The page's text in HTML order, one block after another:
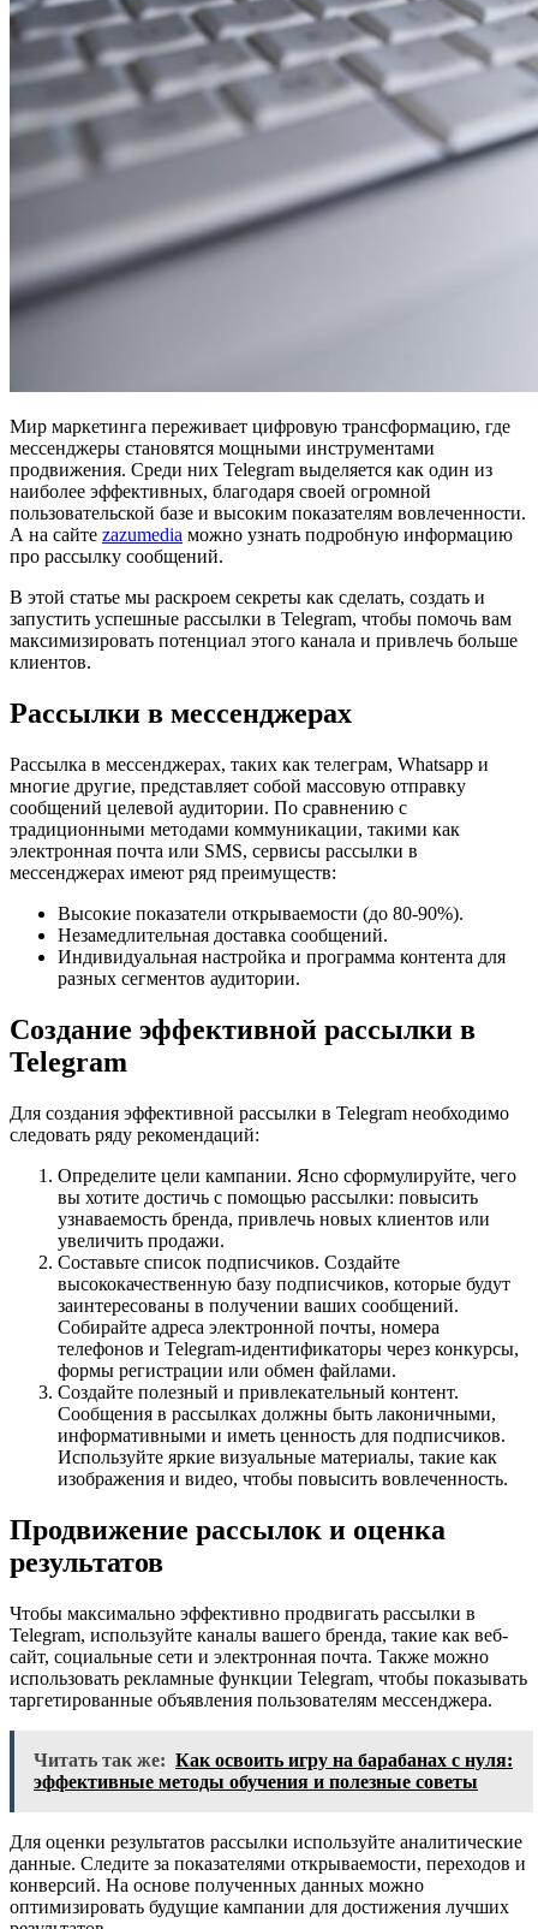
Мир маркетинга переживает цифровую трансформацию, где
мессенджеры становятся мощными инструментами
продвижения. Среди них Telegram выделяется как один из
наиболее эффективных, благодаря своей огромной
пользовательской базе и высоким показателям вовлеченности.
А на сайте zazumedia можно узнать подробную информацию
про рассылку сообщений.
В этой статье мы раскроем секреты как сделать, создать и
запустить успешные рассылки в Telegram, чтобы помочь вам
максимизировать потенциал этого канала и привлечь больше
клиентов.
Рассылки в мессенджерах
Рассылка в мессенджерах, таких как телеграм, Whatsapp и
многие другие, представляет собой массовую отправку
сообщений целевой аудитории. По сравнению с
традиционными методами коммуникации, такими как
электронная почта или SMS, сервисы рассылки в
мессенджерах имеют ряд преимуществ:
Высокие показатели открываемости (до 80-90%).
Незамедлительная доставка сообщений.
Индивидуальная настройка и программа контента для
разных сегментов аудитории.
Создание эффективной рассылки в
Telegram
Для создания эффективной рассылки в Telegram необходимо
следовать ряду рекомендаций:
Определите цели кампании. Ясно сформулируйте, чего
вы хотите достичь с помощью рассылки: повысить
узнаваемость бренда, привлечь новых клиентов или
увеличить продажи.
Составьте список подписчиков. Создайте
высококачественную базу подписчиков, которые будут
заинтересованы в получении ваших сообщений.
Собирайте адреса электронной почты, номера
телефонов и Telegram-идентификаторы через конкурсы,
формы регистрации или обмен файлами.
Создайте полезный и привлекательный контент.
Сообщения в рассылках должны быть лаконичными,
информативными и иметь ценность для подписчиков.
Используйте яркие визуальные материалы, такие как
изображения и видео, чтобы повысить вовлеченность.
Продвижение рассылок и оценка
результатов
Чтобы максимально эффективно продвигать рассылки в
Telegram, используйте каналы вашего бренда, такие как веб-
сайт, социальные сети и электронная почта. Также можно
использовать рекламные функции Telegram, чтобы показывать
таргетированные объявления пользователям мессенджера.
Читать так же: Как освоить игру на барабанах с нуля:
эффективные методы обучения и полезные советы
Для оценки результатов рассылки используйте аналитические
данные. Следите за показателями открываемости, переходов и
конверсий. На основе полученных данных можно
оптимизировать будущие кампании для достижения лучших